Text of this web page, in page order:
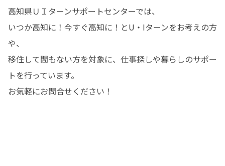
高知県ＵＩターンサポートセンターでは、
いつか高知に！今すぐ高知に！とU・Iターンをお考えの方
や、
移住して間もない方を対象に、仕事探しや暮らしのサポー
トを行っています。
お気軽にお問合せください！